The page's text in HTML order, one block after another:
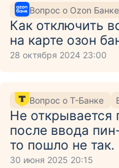
Вопрос о Ozon Банке
Как отключить
на карте озон
28 октября 2024 23:00
Вопрос о Т-Банке
Не открывается
после ввода
то пошло не так.
30 июня 2025 20:15